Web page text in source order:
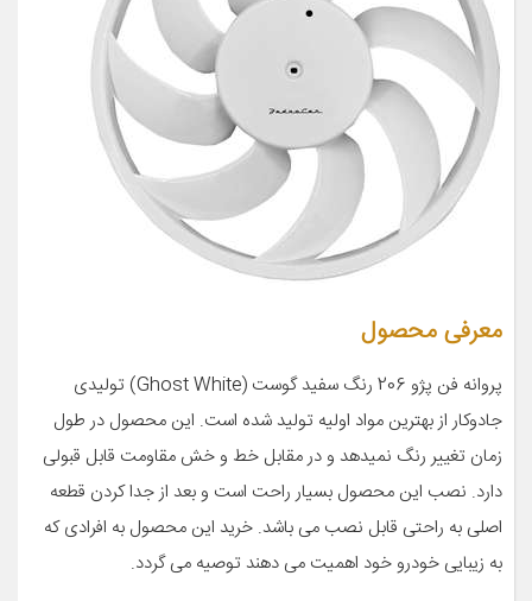
معرفی محصول
پروانه فن پژو 206 رنگ سفید گوست (Ghost White) تولیدی
جادوکار از بهترین مواد اولیه تولید شده است. این محصول در طول
زمان تغییر رنگ نمیدهد و در مقابل خط و خش مقاومت قابل قبولی
دارد. نصب این محصول بسیار راحت است و بعد از جدا کردن قطعه
اصلی به راحتی قابل نصب می باشد. خرید این محصول به افرادی که
به زیبایی خودرو خود اهمیت می دهند توصیه می گردد.